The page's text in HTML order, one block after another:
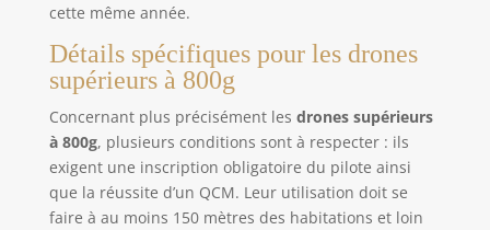
cette même année.
Détails spécifiques pour les drones
supérieurs à 800g
Concernant plus précisément les drones supérieurs
à 800g, plusieurs conditions sont à respecter : ils
exigent une inscription obligatoire du pilote ainsi
que la réussite d’un QCM. Leur utilisation doit se
faire à au moins 150 mètres des habitations et loin